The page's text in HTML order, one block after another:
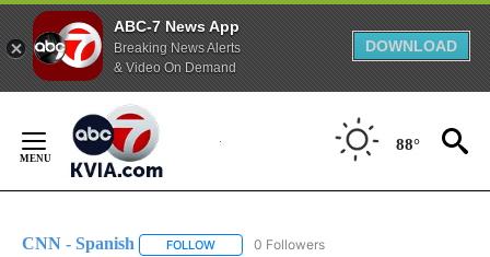
ABC-7 News App
Breaking News Alerts
& Video On Demand
DOWNLOAD
Content
88°
CNN - Spanish FOLLOW FOLLOW "CNN - SPANISH" TO RECEIVE
0 Followers